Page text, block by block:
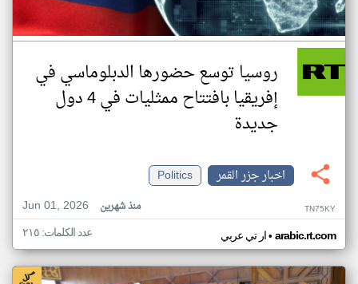
روسيا توسع حضورها الدبلوماسي في
إفريقيا بافتتاح ممثليات في 4 دول
جديدة
اخبار جزر القمر
Politics
Jun 01, 2026
منذ شهرين TN75KY
ار تي عربي• arabic.rt.com عدد الكلمات: ٢١٥